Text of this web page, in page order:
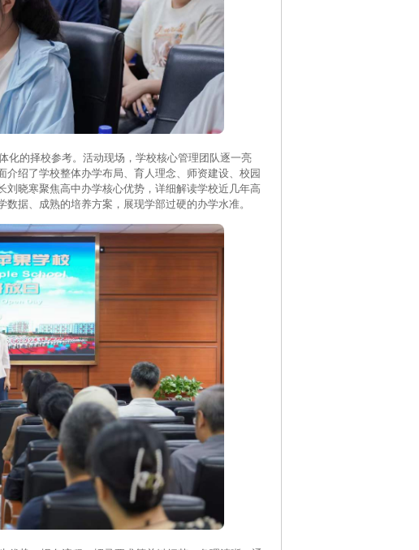
的择校参考。活动现场，学校核心管理团队逐一亮
绍了学校整体办学布局、育人理念、师资建设、校园
晓寒聚焦高中办学核心优势，详细解读学校近几年高
据、成熟的培养方案，展现学部过硬的办学水准。